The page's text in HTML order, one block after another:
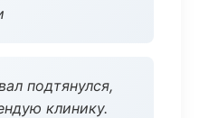
подтянулся,
клинику.